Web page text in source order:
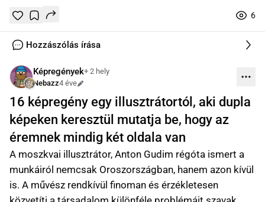
TetszikMentés
0
6
0 online
Hozzászólás írása
Képregények+ 2 hely
Nebazz4 éve
Szerkesztve
16 képregény egy illusztrátortól, aki dupla
képeken keresztül mutatja be, hogy az
éremnek mindig két oldala van
A moszkvai illusztrátor, Anton Gudim régóta ismert a
munkáiról nemcsak Oroszországban, hanem azon kívül
is. A művész rendkívül finoman és érzékletesen